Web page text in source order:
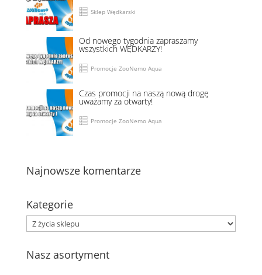
Sklep Wędkarski
Promocje ZooNemo Aqua
Od nowego tygodnia zapraszamy
wszystkich WĘDKARZY!
Promocje ZooNemo Aqua
Czas promocji na naszą nową drogę
uważamy za otwarty!
Najnowsze komentarze
Kategorie
Kategorie
Nasz asortyment